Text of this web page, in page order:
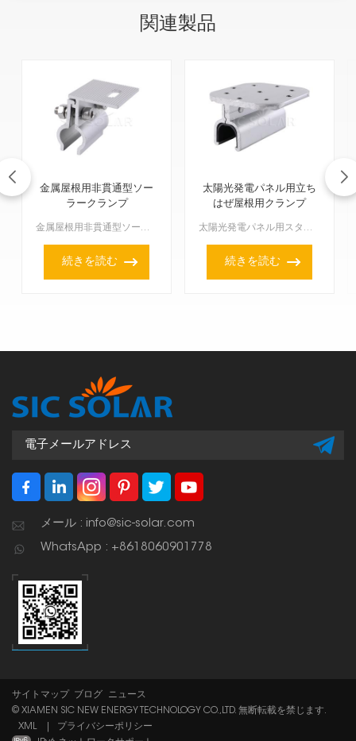
関連製品
金属屋根用非貫通型ソー
ラークランプ
金属屋根用非貫通型ソーラークランプ これらは、屋根に穴を開けたり構造を傷つけたりすることなく、ソーラーパネルを設置できる賢い方法です。これらのクランプは、屋根の隆起部分や特定の形状にしっかりと固定され...
続きを読む
太陽光発電パネル用立ち
はぜ屋根用クランプ
太陽光発電パネル用スタンディングシーム屋根クランプは、垂直な継ぎ目のある金属屋根に太陽光発電パネルを取り付けるために特別に設計されています。利点は、屋根自体に穴を開ける必要がないことです。このように、...
続きを読む
メール : info@sic-solar.com
WhatsApp : +8618060901778
サイトマップ ブログ
ニュース
© XIAMEN SIC NEW ENERGY TECHNOLOGY CO.,LTD. 無断転載を禁じます.
XML
プライバシーポリシー